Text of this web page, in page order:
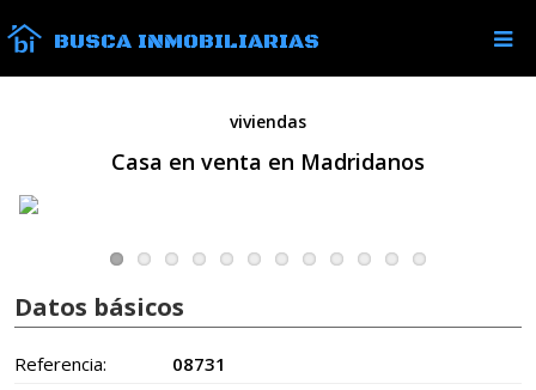
BUSCA INMOBILIARIAS
viviendas
Casa en venta en Madridanos
Datos básicos
Referencia:
08731